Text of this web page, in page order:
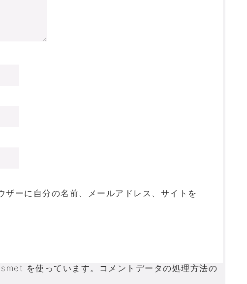
ザーに自分の名前、メールアドレス、サイトを
を使っています。
コメントデータの処理方法の